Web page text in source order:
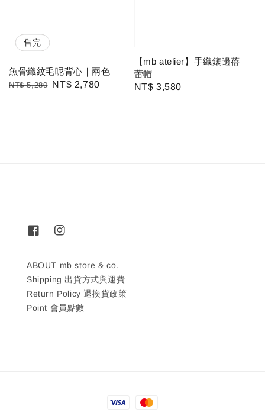
優惠
售完
魚骨織紋毛呢背心｜兩色
Regular
NT$ 5,280 Sale
NT$ 2,780
【mb atelier】手織鑲邊蓓
蕾帽
Regular
NT$ 3,580
ABOUT mb store & co.
Shipping 出貨方式與運費
Return Policy 退換貨政策
Point 會員點數